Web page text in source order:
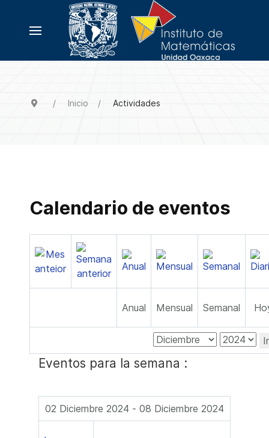
Inicio Actividades
Calendario de eventos
Anual Mensual Semanal
Eventos para la semana :
02 Diciembre 2024 - 08 Diciembre 2024